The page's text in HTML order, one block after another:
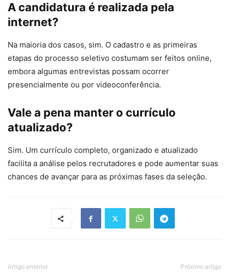
A candidatura é realizada pela
internet?
Na maioria dos casos, sim. O cadastro e as primeiras
etapas do processo seletivo costumam ser feitos online,
embora algumas entrevistas possam ocorrer
presencialmente ou por videoconferência.
Vale a pena manter o currículo
atualizado?
Sim. Um currículo completo, organizado e atualizado
facilita a análise pelos recrutadores e pode aumentar suas
chances de avançar para as próximas fases da seleção.
Artigo anterior Próximo artigo